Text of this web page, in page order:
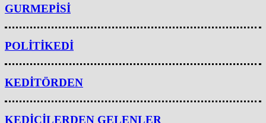
GURMEPİSİ
POLİTİKEDİ
KEDİTÖRDEN
KEDİCİLERDEN GELENLER